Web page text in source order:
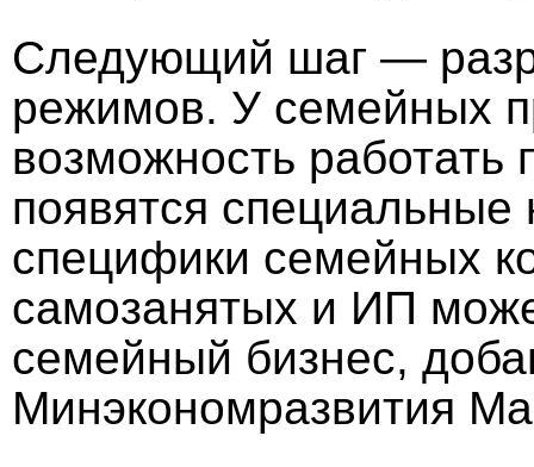
Следующий шаг —
режимов. У семейных
возможность
появятся
специфики семейных
самозанятых и ИП
семейный бизнес,
Минэкономразвития